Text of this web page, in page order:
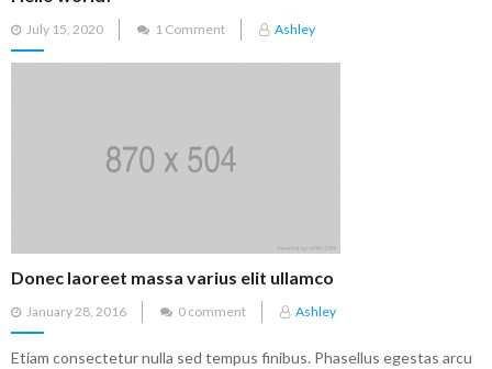
Posted
on
July 15, 2020 1 Comment Ashley
Donec laoreet massa varius elit ullamco
Posted
on
January 28, 2016 0 comment Ashley
Etiam consectetur nulla sed tempus finibus. Phasellus egestas arcu